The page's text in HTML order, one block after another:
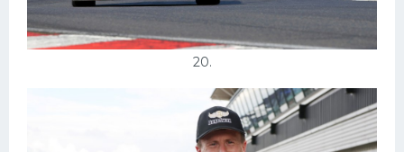
20.